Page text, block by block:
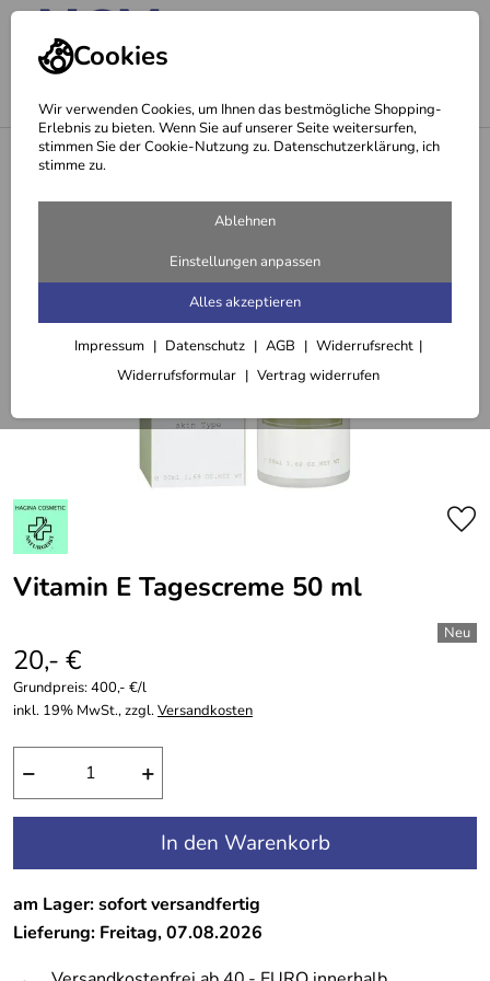
Cookies
Wir verwenden Cookies, um Ihnen das bestmögliche Shopping-
Erlebnis zu bieten. Wenn Sie auf unserer Seite weitersurfen,
stimmen Sie der Cookie-Nutzung zu. Datenschutzerklärung, ich
stimme zu.
Ablehnen
Einstellungen anpassen
Alles akzeptieren
Impressum Datenschutz AGB
Widerrufsrecht
Widerrufsformular
Vertrag widerrufen
Tages- & Nachtpflege
Vitamin E Tagescreme 50 ml
20,- €
Grundpreis:400,- €/l
inkl. 19% MwSt., zzgl.Versandkosten
− +
In den Warenkorb
am Lager: sofort versandfertig
Lieferung: Freitag, 07.08.2026